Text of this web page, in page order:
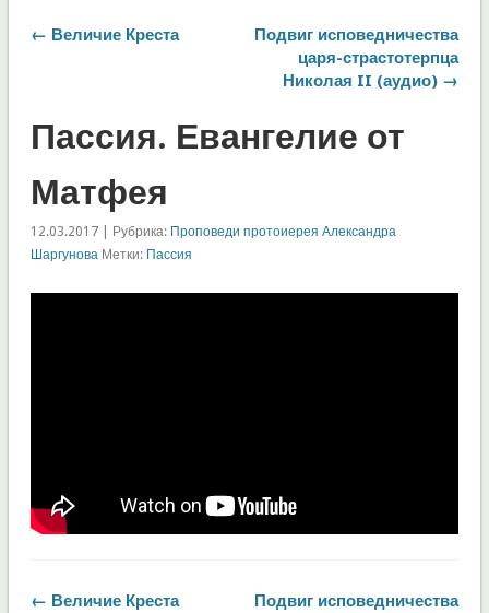
← Величие Креста
Подвиг исповедничества
царя-страстотерпца
Николая II (аудио) →
Пассия. Евангелие от
Матфея
12.03.2017 | Рубрика: Проповеди протоиерея Александра
Шаргунова Метки: Пассия
← Величие Креста
Подвиг исповедничества